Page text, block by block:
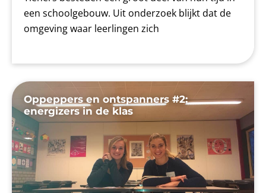
een schoolgebouw. Uit onderzoek blijkt dat de
omgeving waar leerlingen zich
Oppeppers en ontspanners #2:
energizers in de klas